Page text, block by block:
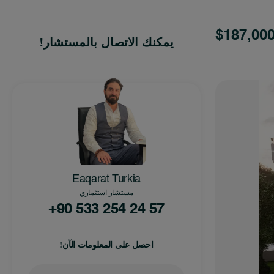
يمكنك الاتصال بالمستشار!
Eaqarat Turkia
مستشار استثماري
+90 533 254 24 57
احصل على المعلومات الآن!